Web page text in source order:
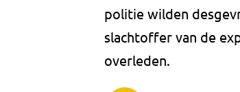
politie wilden
slachtoffer van de
overleden.